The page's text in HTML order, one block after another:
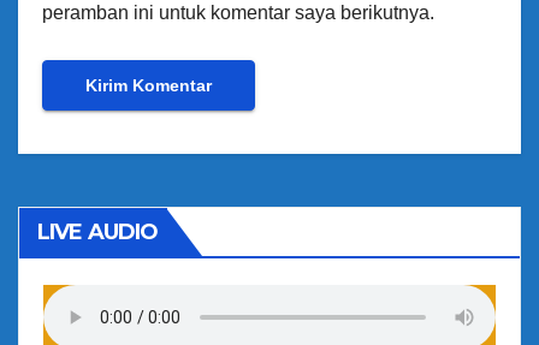
peramban ini untuk komentar saya berikutnya.
LIVE AUDIO